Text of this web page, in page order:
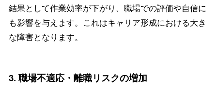
結果として作業効率が下がり、職場での評価や自信に
も影響を与えます。これはキャリア形成における大き
な障害となります。
3. 職場不適応・離職リスクの増加